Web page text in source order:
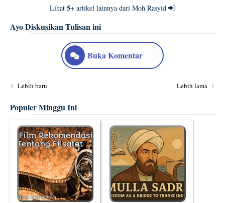
Lihat 5+ artikel lainnya dari Moh Rasyid
Ayo Diskusikan Tulisan ini
Buka Komentar
Lebih baru Lebih lama
Populer Minggu Ini